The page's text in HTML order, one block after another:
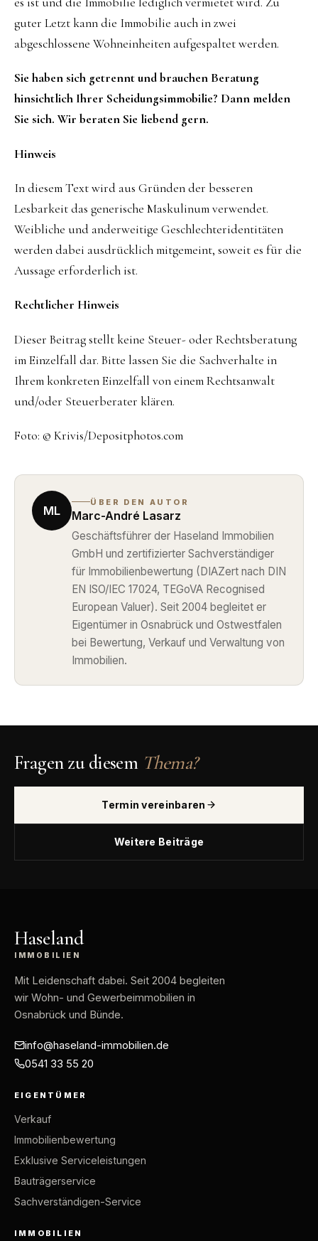
guter Letzt kann die Immobilie auch in zwei
abgeschlossene Wohneinheiten aufgespaltet werden.
Sie haben sich getrennt und brauchen Beratung
hinsichtlich Ihrer Scheidungsimmobilie? Dann melden
Sie sich. Wir beraten Sie liebend gern.
Hinweis
In diesem Text wird aus Gründen der besseren
Lesbarkeit das generische Maskulinum verwendet.
Weibliche und anderweitige Geschlechteridentitäten
werden dabei ausdrücklich mitgemeint, soweit es für die
Aussage erforderlich ist.
Rechtlicher Hinweis
Dieser Beitrag stellt keine Steuer- oder Rechtsberatung
im Einzelfall dar. Bitte lassen Sie die Sachverhalte in
Ihrem konkreten Einzelfall von einem Rechtsanwalt
und/oder Steuerberater klären.
Foto: © Krivis/Depositphotos.com
ML
ÜBER DEN AUTOR
Marc-André Lasarz
Geschäftsführer der Haseland Immobilien
GmbH und zertifizierter Sachverständiger
für Immobilienbewertung (DIAZert nach DIN
EN ISO/IEC 17024, TEGoVA Recognised
European Valuer). Seit 2004 begleitet er
Eigentümer in Osnabrück und Ostwestfalen
bei Bewertung, Verkauf und Verwaltung von
Immobilien.
Fragen zu diesem Thema?
Termin vereinbaren
Weitere Beiträge
Haseland
IMMOBILIEN
Mit Leidenschaft dabei. Seit 2004 begleiten
wir Wohn- und Gewerbeimmobilien in
Osnabrück und Bünde.
info@haseland-immobilien.de
0541 33 55 20
EIGENTÜMER
Verkauf
Immobilienbewertung
Exklusive Serviceleistungen
Bauträgerservice
Sachverständigen-Service
IMMOBILIEN